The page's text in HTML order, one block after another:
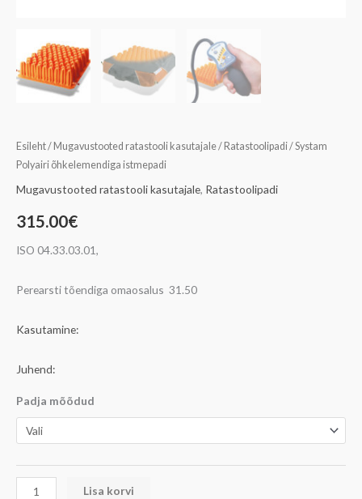
Esileht/ Mugavustooted ratastooli kasutajale/ Ratastoolipadi/ Systam
Polyairi õhkelemendiga istmepadi
Mugavustooted ratastooli kasutajale, Ratastoolipadi
315.00€
ISO 04.33.03.01,
Perearsti tõendiga omaosalus 31.50
Kasutamine:
Juhend:
Padja mõõdud
Lisa korvi